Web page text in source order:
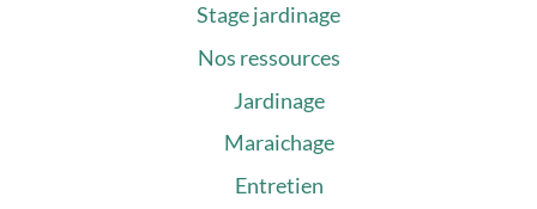
Stage jardinage
Nos ressources
Jardinage
Maraichage
Entretien